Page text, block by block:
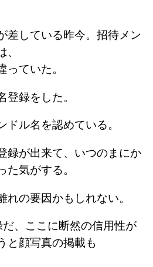
差している昨今。招待メン
っていた。
登録をした。
ドル名を認めている。
録が出来て、いつのまにか
た気がする。
れの要因かもしれない。
、ここに断然の信用性が
と顔写真の掲載も